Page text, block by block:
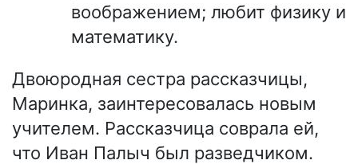
воображением; любит физику и
математику.
Двоюродная сестра рассказчицы,
Маринка, заинтересовалась новым
учителем. Рассказчица соврала ей,
что Иван Палыч был разведчиком.